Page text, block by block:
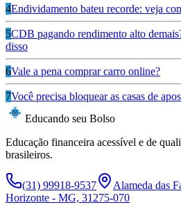
4Endividamento bateu recorde: veja
5CDB pagando rendimento alto
disso
6Vale a pena comprar carro online?
7Você precisa bloquear as casas de
Educando seu Bolso
Educação financeira acessível e de
brasileiros.
(31) 99918-9537
Alameda das
Horizonte - MG, 31275-070